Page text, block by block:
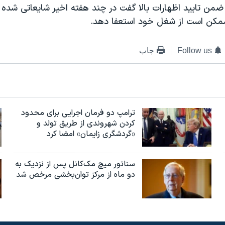
تایید اظهارات بالا گفت در چند هفته اخیر شایعاتی
ممکن است از شغل خود استعفا دهد.
Follow us چاپ
ترامپ دو فرمان اجرایی برای محدود
کردن شهروندی از طریق تولد و
«گردشگری زایمان» امضا کرد
سناتور میچ مک‌کانل پس از نزدیک به
دو ماه از مرکز توان‌بخشی مرخص شد